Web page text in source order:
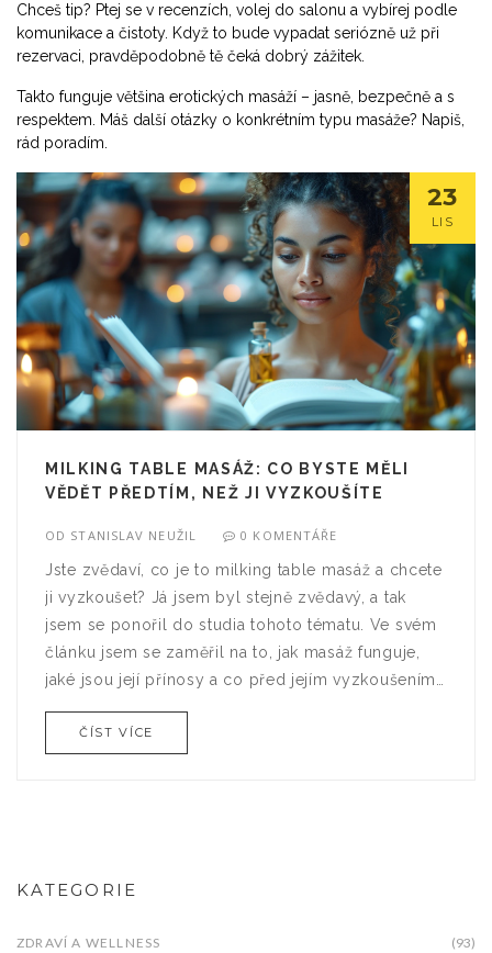
Chceš tip? Ptej se v recenzích, volej do salonu a vybírej podle
komunikace a čistoty. Když to bude vypadat seriózně už při
rezervaci, pravděpodobně tě čeká dobrý zážitek.
Takto funguje většina erotických masáží – jasně, bezpečně a s
respektem. Máš další otázky o konkrétním typu masáže? Napiš,
rád poradím.
23
LIS
MILKING TABLE MASÁŽ: CO BYSTE MĚLI
VĚDĚT PŘEDTÍM, NEŽ JI VYZKOUŠÍTE
OD STANISLAV NEUŽIL 0 KOMENTÁŘE
Jste zvědaví, co je to milking table masáž a chcete
ji vyzkoušet? Já jsem byl stejně zvědavý, a tak
jsem se ponořil do studia tohoto tématu. Ve svém
článku jsem se zaměřil na to, jak masáž funguje,
jaké jsou její přínosy a co před jejím vyzkoušením
tak doufám, že se vám můj článek bude líbit!
ČÍST VÍCE
KATEGORIE
ZDRAVÍ A WELLNESS (93)